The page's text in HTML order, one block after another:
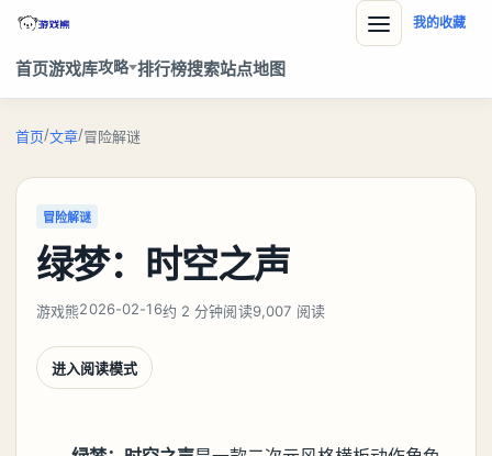
首页游戏库攻略 排行榜搜索站点地图
我的收藏
首页/文章/冒险解谜
冒险解谜
绿梦：时空之声
游戏熊2026-02-16约 2 分钟阅读9,007 阅读
进入阅读模式